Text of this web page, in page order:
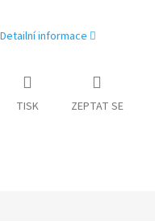
Detailní informace
TISK ZEPTAT SE